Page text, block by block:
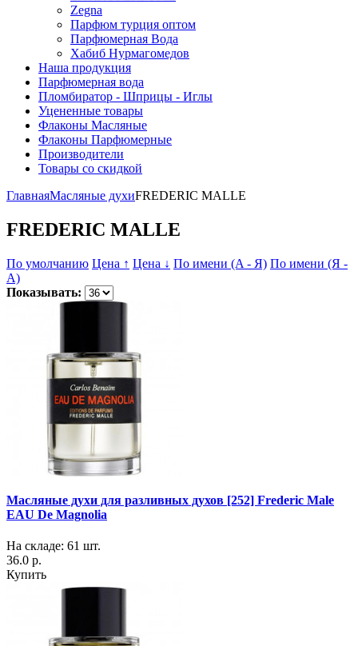
Zegna
Парфюм турция оптом
Парфюмерная Вода
Хабиб Нурмагомедов
Наша продукция
Парфюмерная вода
Пломбиратор - Шприцы - Иглы
Уцененные товары
Флаконы Масляные
Флаконы Парфюмерные
Производители
Товары со скидкой
ГлавнаяМасляные духиFREDERIC MALLE
FREDERIC MALLE
По умолчанию Цена ↑ Цена ↓ По имени (A - Я) По имени (Я -
A)
Показывать:
Масляные духи для разливных духов [252] Frederic Male
EAU De Magnolia
На складе: 61 шт.
36.0 р.
Купить